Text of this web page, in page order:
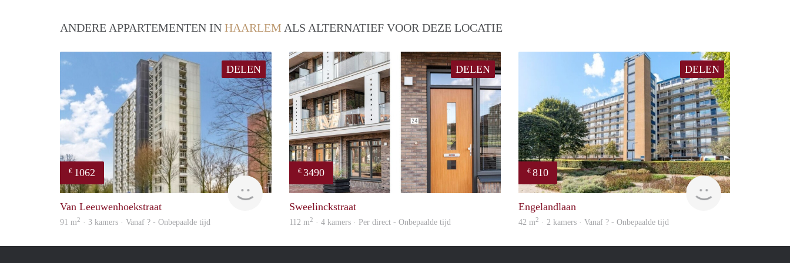
ANDERE APPARTEMENTEN IN HAARLEM ALS ALTERNATIEF VOOR DEZE LOCATIE
DELEN
€ 1062
Woning
Van Leeuwenhoekstraat
91 m2 · 3 kamers · Vanaf ? - Onbepaalde tijd
DELEN
€ 3490
property
Sweelinckstraat
112 m2 · 4 kamers · Per direct - Onbepaalde tijd
DELEN
€ 810
Woning
Engelandlaan
42 m2 · 2 kamers · Vanaf ? - Onbepaalde tijd